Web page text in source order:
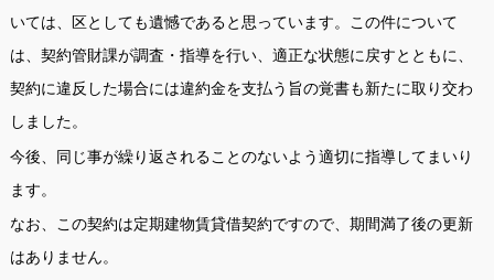
いては、区としても遺憾であると思っています。この件について
は、契約管財課が調査・指導を行い、適正な状態に戻すとともに、
契約に違反した場合には違約金を支払う旨の覚書も新たに取り交わ
しました。
今後、同じ事が繰り返されることのないよう適切に指導してまいり
ます。
なお、この契約は定期建物賃貸借契約ですので、期間満了後の更新
はありません。